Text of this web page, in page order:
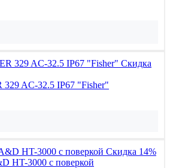
Скидка
329 AC-32.5 IP67 "Fisher"
Скидка 14%
HT-3000 с поверкой